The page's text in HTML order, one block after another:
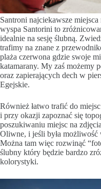
Santroni najciekawsze
wyspa Santorini to
idealnie na sesję ślubną.
trafimy na znane z
plaża czerwona gdzie swoje
katamarany. My zaś możemy
oraz zapierających dech w
Egejskie.
Również łatwo trafić do
i przy okazji zapoznać się
poszukiwaniu miejsc na
Oliwne, i jeśli była
Można tam więc rozwinąć
ślubny który będzie bardzo
kolorystyki.